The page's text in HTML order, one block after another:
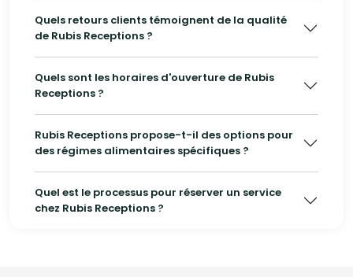
Quels retours clients témoignent de la qualité
de Rubis Receptions ?
Quels sont les horaires d'ouverture de Rubis
Receptions ?
Rubis Receptions propose-t-il des options pour
des régimes alimentaires spécifiques ?
Quel est le processus pour réserver un service
chez Rubis Receptions ?